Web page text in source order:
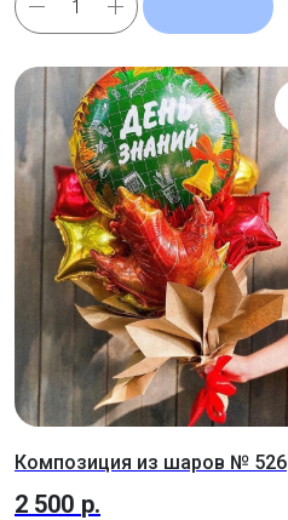
Композиция из шаров № 526
2 500 р.